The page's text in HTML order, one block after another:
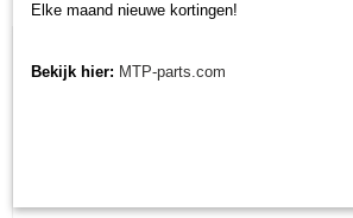
Elke maand nieuwe kortingen!
Bekijk hier: MTP-parts.com